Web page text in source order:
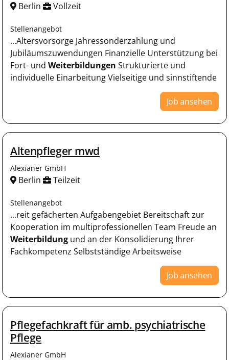
Berlin Vollzeit
Stellenangebot
...Altersvorsorge Jahressonderzahlung und
Jubiläumszuwendungen Finanzielle Unterstützung bei
Fort- und Weiterbildungen Strukturierte und
individuelle Einarbeitung Vielseitige und sinnstiftende
Job ansehen
Altenpfleger mwd
Alexianer GmbH
Berlin Teilzeit
Stellenangebot
...reit gefächerten Aufgabengebiet Bereitschaft zur
Kooperation im multiprofessionellen Team Freude an
Weiterbildung und an der Konsolidierung Ihrer
Fachkompetenz Selbstständige Arbeitsweise
Job ansehen
Pflegefachkraft für amb. psychiatrische
Pflege
Alexianer GmbH